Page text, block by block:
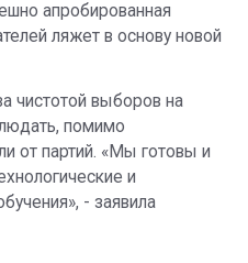
апробированная
ляжет в основу новой
чистотой выборов на
помимо
от партий. «Мы готовы и
и
- заявила